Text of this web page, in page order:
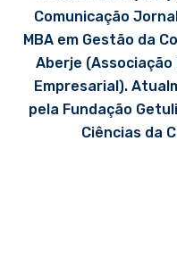
Comunicação
MBA em Gestão da
Aberje
Empresarial).
pela Fundação
Ciências da